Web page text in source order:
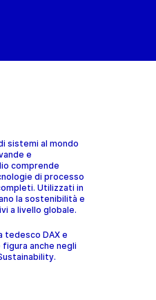
sistemi al mondo
e
comprende
di processo
Utilizzati in
la sostenibilità e
a livello globale.
tedesco DAX e
anche negli